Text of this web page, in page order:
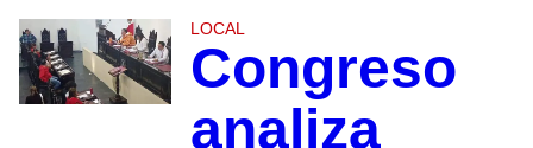
LOCAL
Congreso
analiza